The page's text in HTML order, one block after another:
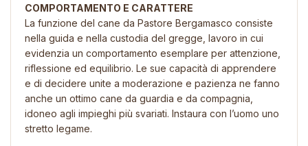
COMPORTAMENTO E CARATTERE
La funzione del cane da Pastore Bergamasco consiste
nella guida e nella custodia del gregge, lavoro in cui
evidenzia un comportamento esemplare per attenzione,
riflessione ed equilibrio. Le sue capacità di apprendere
e di decidere unite a moderazione e pazienza ne fanno
anche un ottimo cane da guardia e da compagnia,
idoneo agli impieghi più svariati. Instaura con l’uomo uno
stretto legame.